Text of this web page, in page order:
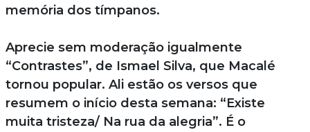
memória dos tímpanos.
Aprecie sem moderação igualmente
“Contrastes”, de Ismael Silva, que Macalé
tornou popular. Ali estão os versos que
resumem o início desta semana: “Existe
muita tristeza/ Na rua da alegria”. É o